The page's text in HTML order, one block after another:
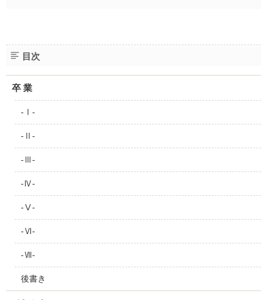
目次
卒 業
-Ⅰ-
-Ⅱ-
-Ⅲ-
-Ⅳ-
-Ⅴ-
-Ⅵ-
-Ⅶ-
後書き